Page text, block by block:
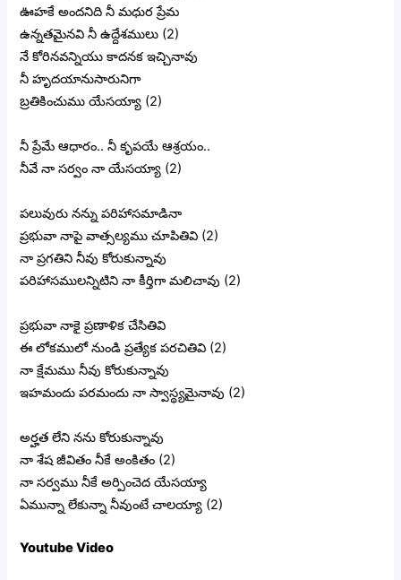
ఊహకే అందనిది నీ మధుర ప్రేమ
‎ఉన్నతమైనవి నీ ఉద్దేశములు (2)
‎నే కోరినవన్నియు కాదనక ఇచ్చినావు
‎నీ హృదయానుసారునిగా
‎బ్రతికించుము యేసయ్యా (2)
‎నీ ప్రేమే ఆధారం.. నీ కృపయే ఆశ్రయం..
‎నీవే నా సర్వం నా యేసయ్యా (2)
‎పలువురు నన్ను పరిహాసమాడినా
‎ప్రభువా నాపై వాత్సల్యము చూపితివి (2)
‎నా ప్రగతిని నీవు కోరుకున్నావు
‎పరిహాసములన్నిటిని నా కీర్తిగా మలిచావు (2)
ప్రభువా నాకై ప్రణాళిక చేసితివి
‎ఈ లోకములో నుండి ప్రత్యేక పరచితివి (2)
‎నా క్షేమము నీవు కోరుకున్నావు
‎ఇహమందు పరమందు నా స్వాస్థ్యమైనావు (2)
అర్హత లేని నను కోరుకున్నావు
‎నా శేష జీవితం నీకే అంకితం (2)
‎నా సర్వము నీకే అర్పించెద యేసయ్యా
‎ఏమున్నా లేకున్నా నీవుంటే చాలయ్యా (2)
Youtube Video